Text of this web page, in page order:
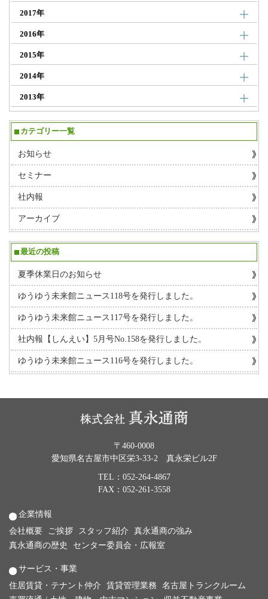
2017年
2016年
2015年
2014年
2013年
カテゴリー一覧
お知らせ
セミナー
社内報
アーカイブ
最近の投稿
夏季休業日のお知らせ
ゆうゆう未来館ニュース118号を発行しました。
ゆうゆう未来館ニュース117号を発行しました。
社内報【しんえい】5月号No.158を発行しました。
ゆうゆう未来館ニュース116号を発行しました。
〒460-0008
愛知県名古屋市中区栄3-33-2 真永栄ビル2F
TEL：052-264-4867
FAX：052-261-3558
企業情報
会社概要 ご挨拶 スタッフ紹介 真永通商の強み
真永通商の歴史 センター委員会・広報室
サービス・事業
住居賃貸・テナント仲介 賃貸管理業務 名古屋トランクルーム